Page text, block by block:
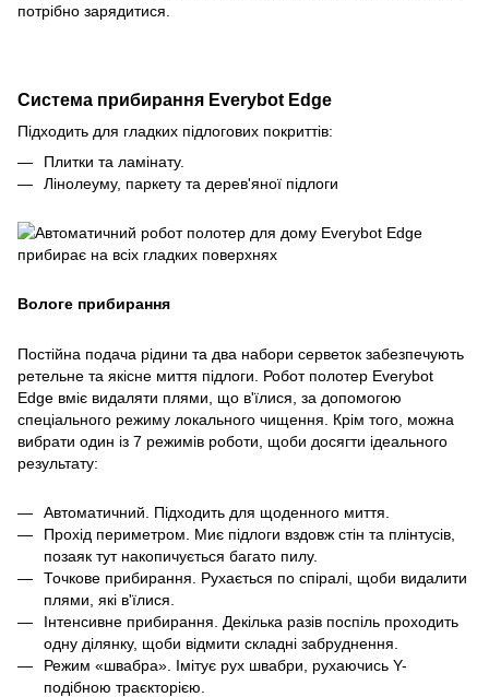
потрібно зарядитися.
Система прибирання Everybot Edge
Підходить для гладких підлогових покриттів:
Плитки та ламінату.
Лінолеуму, паркету та дерев'яної підлоги
Вологе прибирання
Постійна подача рідини та два набори серветок забезпечують
ретельне та якісне миття підлоги. Робот полотер Everybot
Edge вміє видаляти плями, що в'їлися, за допомогою
спеціального режиму локального чищення. Крім того, можна
вибрати один із 7 режимів роботи, щоби досягти ідеального
результату:
Автоматичний. Підходить для щоденного миття.
Прохід периметром. Миє підлоги вздовж стін та плінтусів,
позаяк тут накопичується багато пилу.
Точкове прибирання. Рухається по спіралі, щоби видалити
плями, які в'їлися.
Інтенсивне прибирання. Декілька разів поспіль проходить
одну ділянку, щоби відмити складні забруднення.
Режим «швабра». Імітує рух швабри, рухаючись Y-
подібною траєкторією.